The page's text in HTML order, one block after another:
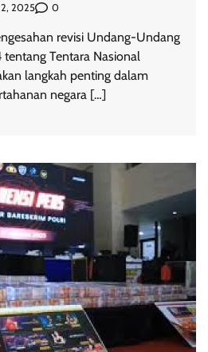
2025 0
revisi Undang-Undang
Tentara Nasional
langkah penting dalam
negara […]